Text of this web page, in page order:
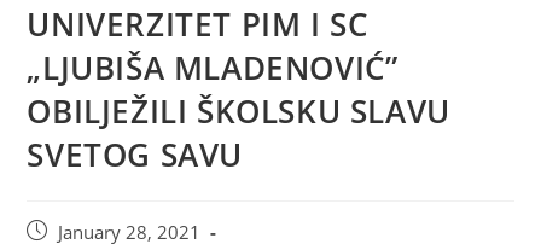
UNIVERZITET PIM I SC
„LJUBIŠA MLADENOVIĆ”
OBILJEŽILI ŠKOLSKU SLAVU
SVETOG SAVU
January 28, 2021